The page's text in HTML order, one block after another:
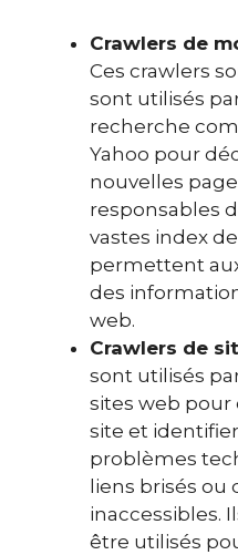
Crawlers de
Ces crawlers
sont utilisés
recherche
Yahoo pour
nouvelles
responsables
vastes index
permettent
des
web.
Crawlers de
sont utilisés
sites web
site et
problèmes
liens brisés ou
inaccessibles.
être utilisés